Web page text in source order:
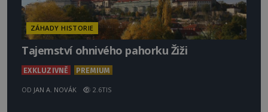
ZÁHADY HISTORIE
Tajemství ohnivého pahorku Žiži
EXKLUZIVNĚ PREMIUM
OD JAN A. NOVÁK 2.6TIS